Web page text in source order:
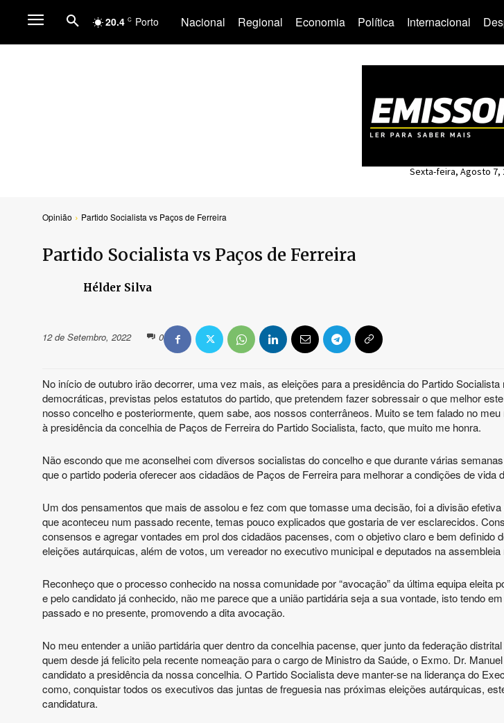
20.4 C Porto Nacional Regional Economia Política Internacional
Sexta-feira, Agosto 7,
Opinião Partido Socialista vs Paços de Ferreira
Partido Socialista vs Paços de Ferreira
Hélder Silva
12 de Setembro, 2022 0
No início de outubro irão decorrer, uma vez mais, as eleições para a presidência do Partido
democráticas, previstas pelos estatutos do partido, que pretendem fazer sobressair o que melhor
nosso concelho e posteriormente, quem sabe, aos nossos conterrâneos. Muito se tem falado no
à presidência da concelhia de Paços de Ferreira do Partido Socialista, facto, que muito me honra.
Não escondo que me aconselhei com diversos socialistas do concelho e que durante várias
que o partido poderia oferecer aos cidadãos de Paços de Ferreira para melhorar a condições de vida
Um dos pensamentos que mais de assolou e fez com que tomasse uma decisão, foi a divisão
que aconteceu num passado recente, temas pouco explicados que gostaria de ver esclarecidos.
consensos e agregar vontades em prol dos cidadãos pacenses, com o objetivo claro e bem definido
eleições autárquicas, além de votos, um vereador no executivo municipal e deputados na assembleia
Reconheço que o processo conhecido na nossa comunidade por “avocação” da última equipa eleita
e pelo candidato já conhecido, não me parece que a união partidária seja a sua vontade, isto tendo
passado e no presente, promovendo a dita avocação.
No meu entender a união partidária quer dentro da concelhia pacense, quer junto da federação
quem desde já felicito pela recente nomeação para o cargo de Ministro da Saúde, o Exmo. Dr.
candidato a presidência da nossa concelhia. O Partido Socialista deve manter-se na liderança do
como, conquistar todos os executivos das juntas de freguesia nas próximas eleições autárquicas,
candidatura.